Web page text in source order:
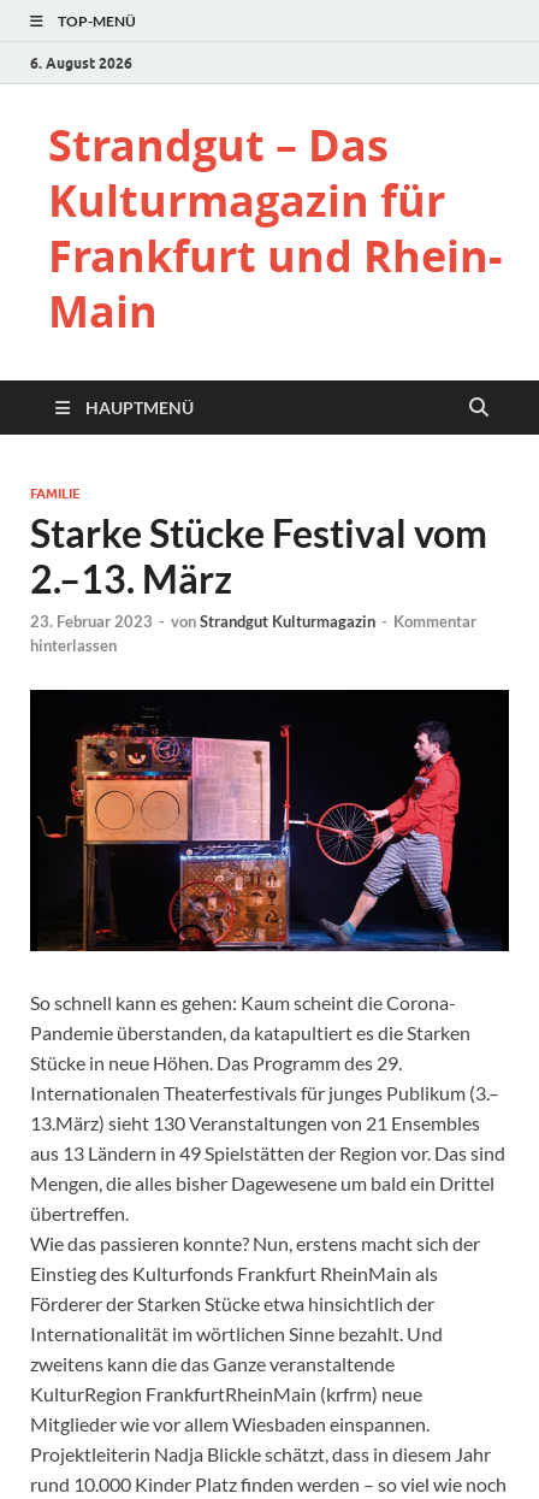
TOP-MENÜ
6. August 2026
Strandgut – Das
Kulturmagazin für
Frankfurt und Rhein-
Main
HAUPTMENÜ
FAMILIE
Starke Stücke Festival vom
2.–13. März
23. Februar 2023 - vonStrandgut Kulturmagazin - Kommentar
hinterlassen
So schnell kann es gehen: Kaum scheint die Corona-
Pandemie überstanden, da katapultiert es die Starken
Stücke in neue Höhen. Das Programm des 29.
Internationalen Theaterfestivals für junges Publikum (3.–
13.März) sieht 130 Veranstaltungen von 21 Ensembles
aus 13 Ländern in 49 Spielstätten der Region vor. Das sind
Mengen, die alles bisher Dagewesene um bald ein Drittel
übertreffen.
Wie das passieren konnte? Nun, erstens macht sich der
Einstieg des Kulturfonds Frankfurt RheinMain als
Förderer der Starken Stücke etwa hinsichtlich der
Internationalität im wörtlichen Sinne bezahlt. Und
zweitens kann die das Ganze veranstaltende
KulturRegion FrankfurtRheinMain (krfrm) neue
Mitglieder wie vor allem Wiesbaden einspannen.
Projektleiterin Nadja Blickle schätzt, dass in diesem Jahr
rund 10.000 Kinder Platz finden werden – so viel wie noch